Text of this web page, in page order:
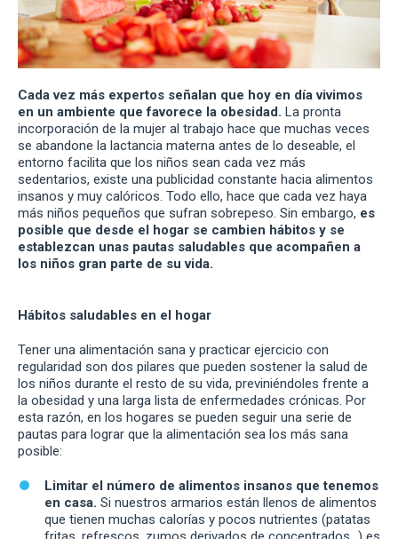
Cada vez más expertos señalan que hoy en día vivimos
en un ambiente que favorece la obesidad. La pronta
incorporación de la mujer al trabajo hace que muchas veces
se abandone la lactancia materna antes de lo deseable, el
entorno facilita que los niños sean cada vez más
sedentarios, existe una publicidad constante hacia alimentos
insanos y muy calóricos. Todo ello, hace que cada vez haya
más niños pequeños que sufran sobrepeso. Sin embargo, es
posible que desde el hogar se cambien hábitos y se
establezcan unas pautas saludables que acompañen a
los niños gran parte de su vida.
Hábitos saludables en el hogar
Tener una alimentación sana y practicar ejercicio con
regularidad son dos pilares que pueden sostener la salud de
los niños durante el resto de su vida, previniéndoles frente a
la obesidad y una larga lista de enfermedades crónicas. Por
esta razón, en los hogares se pueden seguir una serie de
pautas para lograr que la alimentación sea los más sana
posible:
Limitar el número de alimentos insanos que tenemos
en casa. Si nuestros armarios están llenos de alimentos
que tienen muchas calorías y pocos nutrientes (patatas